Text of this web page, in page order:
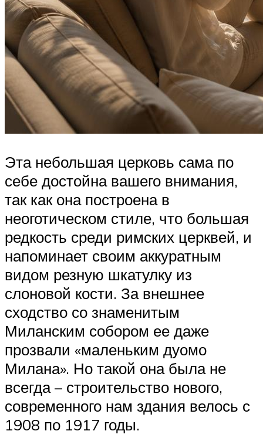
Эта небольшая церковь сама по
себе достойна вашего внимания,
так как она построена в
неоготическом стиле, что большая
редкость среди римских церквей, и
напоминает своим аккуратным
видом резную шкатулку из
слоновой кости. За внешнее
сходство со знаменитым
Миланским собором ее даже
прозвали «маленьким дуомо
Милана». Но такой она была не
всегда – строительство нового,
современного нам здания велось с
1908 по 1917 годы.